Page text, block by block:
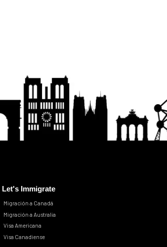
Let's Immigrate
Migración a Canadá
Migración a Australia
Visa Americana
Visa Canadiense